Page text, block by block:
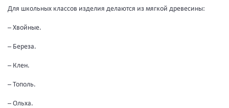
Для школьных классов изделия делаются из мягкой древесины:
– Хвойные.
– Береза.
– Клен.
– Тополь.
– Ольха.